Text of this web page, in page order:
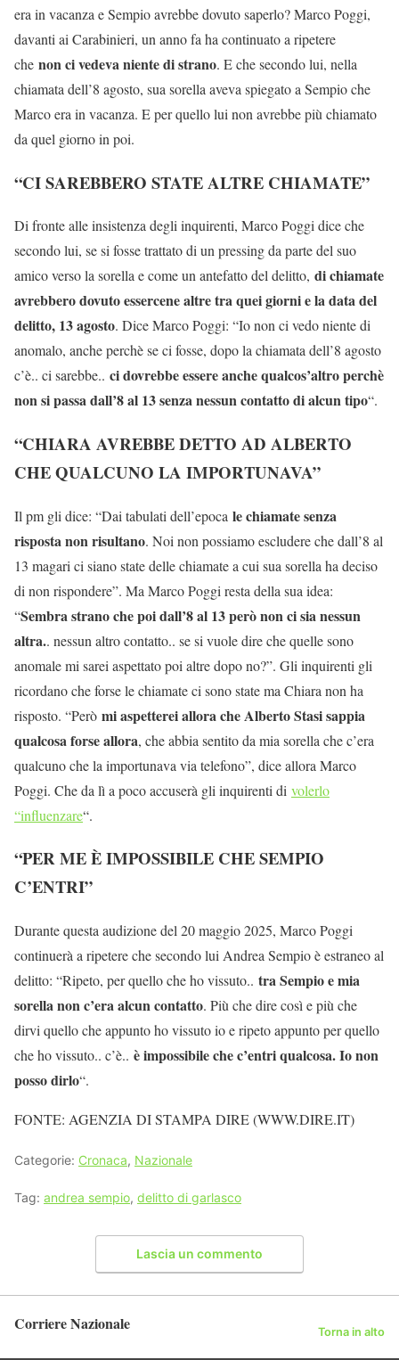
era in vacanza e Sempio avrebbe dovuto saperlo? Marco Poggi,
davanti ai Carabinieri, un anno fa ha continuato a ripetere
che non ci vedeva niente di strano. E che secondo lui, nella
chiamata dell’8 agosto, sua sorella aveva spiegato a Sempio che
Marco era in vacanza. E per quello lui non avrebbe più chiamato
da quel giorno in poi.
“CI SAREBBERO STATE ALTRE CHIAMATE”
Di fronte alle insistenza degli inquirenti, Marco Poggi dice che
secondo lui, se si fosse trattato di un pressing da parte del suo
amico verso la sorella e come un antefatto del delitto, di chiamate
avrebbero dovuto essercene altre tra quei giorni e la data del
delitto, 13 agosto. Dice Marco Poggi: “Io non ci vedo niente di
anomalo, anche perchè se ci fosse, dopo la chiamata dell’8 agosto
c’è.. ci sarebbe.. ci dovrebbe essere anche qualcos’altro perchè
non si passa dall’8 al 13 senza nessun contatto di alcun tipo“.
“CHIARA AVREBBE DETTO AD ALBERTO
CHE QUALCUNO LA IMPORTUNAVA”
Il pm gli dice: “Dai tabulati dell’epoca le chiamate senza
risposta non risultano. Noi non possiamo escludere che dall’8 al
13 magari ci siano state delle chiamate a cui sua sorella ha deciso
di non rispondere”. Ma Marco Poggi resta della sua idea:
“Sembra strano che poi dall’8 al 13 però non ci sia nessun
altra.. nessun altro contatto.. se si vuole dire che quelle sono
anomale mi sarei aspettato poi altre dopo no?”. Gli inquirenti gli
ricordano che forse le chiamate ci sono state ma Chiara non ha
risposto. “Però mi aspetterei allora che Alberto Stasi sappia
qualcosa forse allora, che abbia sentito da mia sorella che c’era
qualcuno che la importunava via telefono”, dice allora Marco
Poggi. Che da lì a poco accuserà gli inquirenti di volerlo
“influenzare“.
“PER ME È IMPOSSIBILE CHE SEMPIO
C’ENTRI”
Durante questa audizione del 20 maggio 2025, Marco Poggi
continuerà a ripetere che secondo lui Andrea Sempio è estraneo al
delitto: “Ripeto, per quello che ho vissuto.. tra Sempio e mia
sorella non c’era alcun contatto. Più che dire così e più che
dirvi quello che appunto ho vissuto io e ripeto appunto per quello
che ho vissuto.. c’è.. è impossibile che c’entri qualcosa. Io non
posso dirlo“.
FONTE: AGENZIA DI STAMPA DIRE (WWW.DIRE.IT)
Categorie: Cronaca, Nazionale
Tag: andrea sempio, delitto di garlasco
Lascia un commento
Corriere Nazionale Torna in alto